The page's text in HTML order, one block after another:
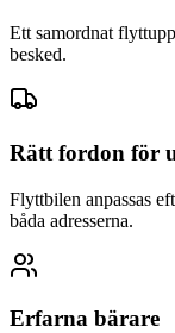
Ett samordnat
besked.
Rätt fordon för
Flyttbilen anpassas
båda adresserna.
Erfarna bärare